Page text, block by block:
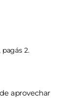
2.
aprovechar